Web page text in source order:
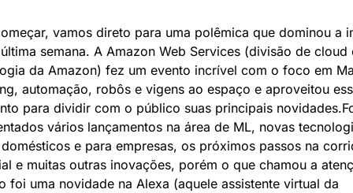
vamos direto para uma polêmica que dominou a
semana. A Amazon Web Services (divisão de cloud
da Amazon) fez um evento incrível com o foco em
automação, robôs e vigens ao espaço e aproveitou
para dividir com o público suas principais
vários lançamentos na área de ML, novas
e para empresas, os próximos passos na
e muitas outras inovações, porém o que chamou a
foi uma novidade na Alexa (aquele assistente virtual da